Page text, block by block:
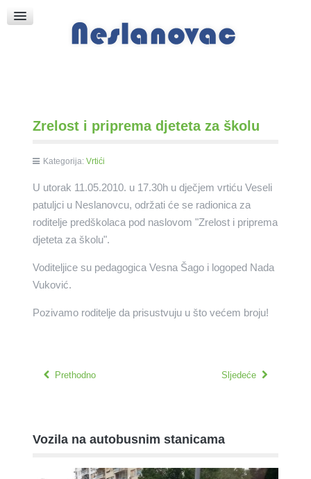
Crkva sv. Marka
Put k Bogu
Zrelost i priprema djeteta za školu
Kategorija: Vrtići
U utorak 11.05.2010. u 17.30h u dječjem vrtiću Veseli
patuljci u Neslanovcu, održati će se radionica za
roditelje predškolaca pod naslovom "Zrelost i priprema
djeteta za školu".
Voditeljice su pedagogica Vesna Šago i logoped Nada
Vuković.
Pozivamo roditelje da prisustvuju u što većem broju!
Prethodno Sljedeće
Vozila na autobusnim stanicama